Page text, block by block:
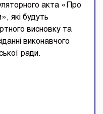
акта «Про
які будуть
висновку та
виконавчого
ради.